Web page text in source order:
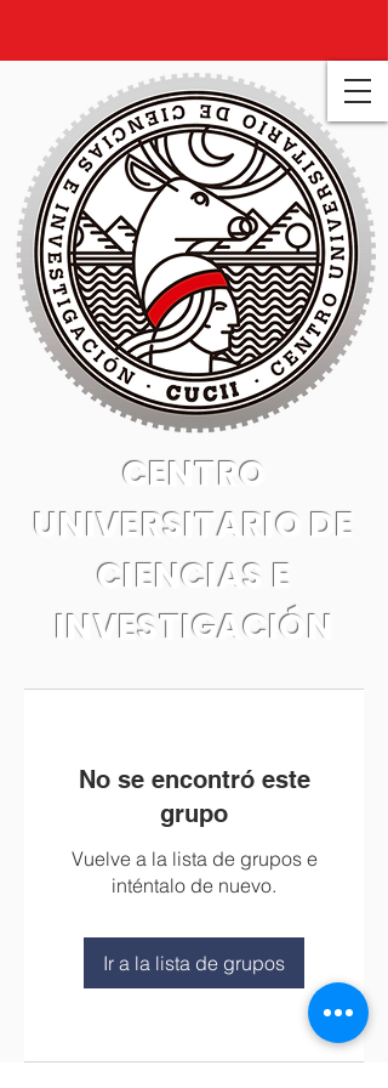
CENTRO
UNIVERSITARIO DE
CIENCIAS E
INVESTIGACIÓN
No se encontró este
grupo
Vuelve a la lista de grupos e
inténtalo de nuevo.
Ir a la lista de grupos